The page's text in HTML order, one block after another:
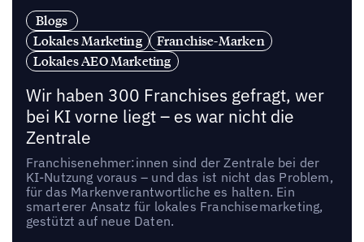
Blogs
Lokales Marketing
Franchise-Marken
Lokales AEO Marketing
Wir haben 300 Franchises gefragt, wer
bei KI vorne liegt – es war nicht die
Zentrale
Franchisenehmer:innen sind der Zentrale bei der
KI-Nutzung voraus – und das ist nicht das Problem,
für das Markenverantwortliche es halten. Ein
smarterer Ansatz für lokales Franchisemarketing,
gestützt auf neue Daten.